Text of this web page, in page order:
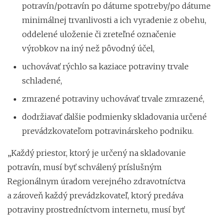
potravín/potravín po dátume spotreby/po dátume
minimálnej trvanlivosti a ich vyradenie z obehu,
oddelené uloženie či zreteľné označenie
výrobkov na iný než pôvodný účel,
uchovávať rýchlo sa kaziace potraviny trvale
schladené,
zmrazené potraviny uchovávať trvale zmrazené,
dodržiavať ďalšie podmienky skladovania určené
prevádzkovateľom potravinárskeho podniku.
„Každý priestor, ktorý je určený na skladovanie
potravín, musí byť schválený príslušným
Regionálnym úradom verejného zdravotníctva
a zároveň každý prevádzkovateľ, ktorý predáva
potraviny prostredníctvom internetu, musí byť